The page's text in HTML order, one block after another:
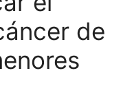
de